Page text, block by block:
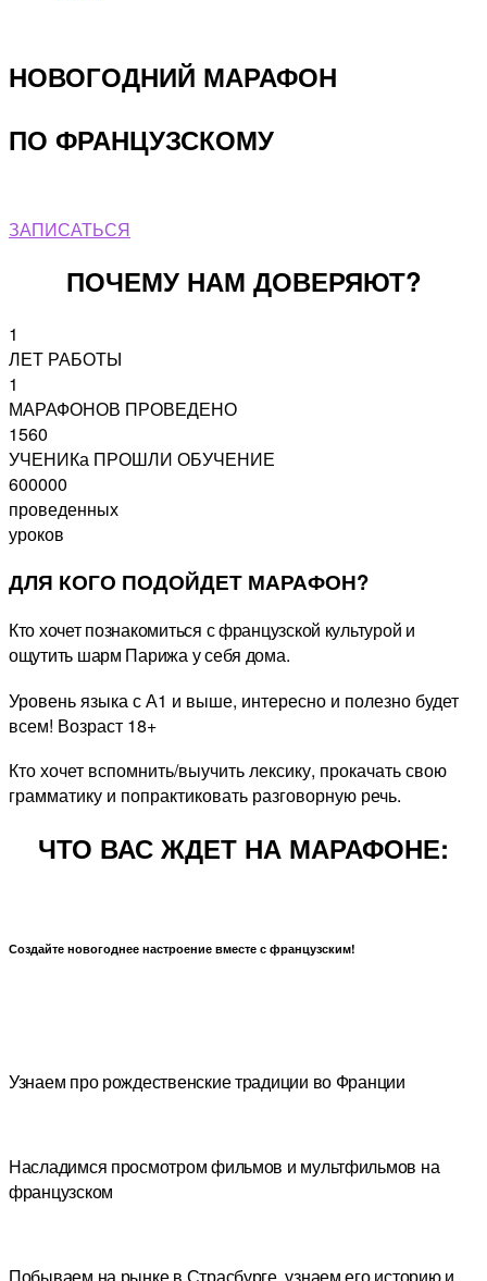
НОВОГОДНИЙ МАРАФОН
ПО ФРАНЦУЗСКОМУ
ЗАПИСАТЬСЯ
ПОЧЕМУ НАМ ДОВЕРЯЮТ?
1
ЛЕТ РАБОТЫ
1
МАРАФОНОВ ПРОВЕДЕНО
1560
УЧЕНИКа ПРОШЛИ ОБУЧЕНИЕ
600000
проведенных
уроков
ДЛЯ КОГО ПОДОЙДЕТ МАРАФОН?
Кто хочет познакомиться с французской культурой и
ощутить шарм Парижа у себя дома.
Уровень языка с А1 и выше, интересно и полезно будет
всем! Возраст 18+
Кто хочет вспомнить/выучить лексику, прокачать свою
грамматику и попрактиковать разговорную речь.
ЧТО ВАС ЖДЕТ НА МАРАФОНЕ:
Создайте новогоднее настроение вместе с французским!
Узнаем про рождественские традиции во Франции
Насладимся просмотром фильмов и мультфильмов на
французском